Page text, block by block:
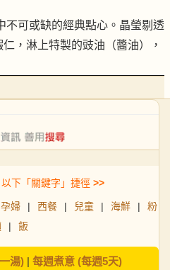
不可或缺的經典點心。晶瑩剔透
，淋上特製的豉油（醬油），
下「關鍵字」捷徑 >>
孕婦 | 西餐 | 兒童 | 海鮮 |
粉
| 飯
湯)| 每週煮意 (每週5天)